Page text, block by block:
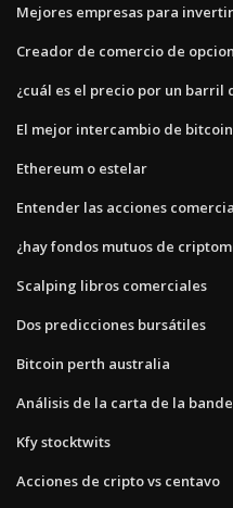
Mejores empresas para
Creador de comercio de
¿cuál es el precio por un barril
El mejor intercambio de
Ethereum o estelar
Entender las acciones
¿hay fondos mutuos de
Scalping libros comerciales
Dos predicciones bursátiles
Bitcoin perth australia
Análisis de la carta de la
Kfy stocktwits
Acciones de cripto vs centavo